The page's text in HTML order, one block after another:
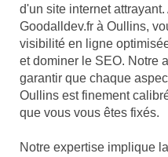
d'un site internet
Goodalldev.fr à Oullins,
visibilité en ligne
et dominer le SEO. Notre
garantir que chaque
Oullins est finement
que vous vous êtes fixés.
Notre expertise implique